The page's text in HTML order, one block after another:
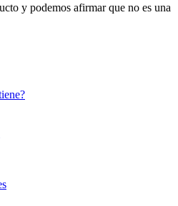
y podemos afirmar que no es una